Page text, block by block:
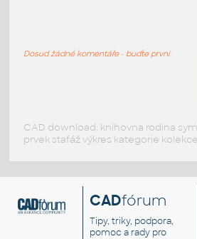
00155
Dosud žádné komentáře - buďte první
CAD download: knihovna rodina
prvek stafáž výkres kategorie
CADfórum
Tipy, triky, podpora,
pomoc a rady pro